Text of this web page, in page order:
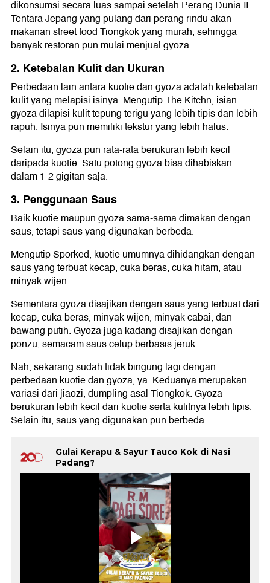
dikonsumsi secara luas sampai setelah Perang Dunia II.
Tentara Jepang yang pulang dari perang rindu akan
makanan street food Tiongkok yang murah, sehingga
banyak restoran pun mulai menjual gyoza.
2. Ketebalan Kulit dan Ukuran
Perbedaan lain antara kuotie dan gyoza adalah ketebalan
kulit yang melapisi isinya. Mengutip The Kitchn, isian
gyoza dilapisi kulit tepung terigu yang lebih tipis dan lebih
rapuh. Isinya pun memiliki tekstur yang lebih halus.
Selain itu, gyoza pun rata-rata berukuran lebih kecil
daripada kuotie. Satu potong gyoza bisa dihabiskan
dalam 1-2 gigitan saja.
3. Penggunaan Saus
Baik kuotie maupun gyoza sama-sama dimakan dengan
saus, tetapi saus yang digunakan berbeda.
Mengutip Sporked, kuotie umumnya dihidangkan dengan
saus yang terbuat kecap, cuka beras, cuka hitam, atau
minyak wijen.
Sementara gyoza disajikan dengan saus yang terbuat dari
kecap, cuka beras, minyak wijen, minyak cabai, dan
bawang putih. Gyoza juga kadang disajikan dengan
ponzu, semacam saus celup berbasis jeruk.
Nah, sekarang sudah tidak bingung lagi dengan
perbedaan kuotie dan gyoza, ya. Keduanya merupakan
variasi dari jiaozi, dumpling asal Tiongkok. Gyoza
berukuran lebih kecil dari kuotie serta kulitnya lebih tipis.
Selain itu, saus yang digunakan pun berbeda.
Gulai Kerapu & Sayur Tauco Kok di Nasi
Padang?